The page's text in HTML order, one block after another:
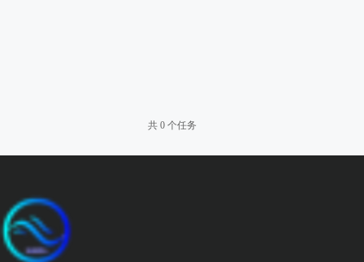
共 0 个任务